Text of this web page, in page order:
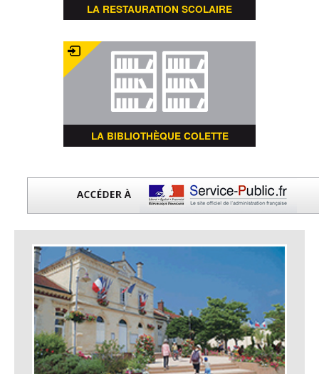
LA RESTAURATION SCOLAIRE
LA BIBLIOTHÈQUE COLETTE